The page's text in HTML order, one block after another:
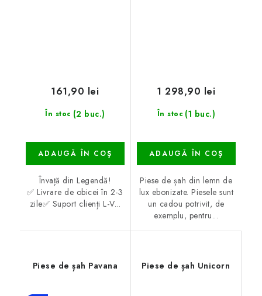
În stoc (2 buc.)
161,90 lei
ADAUGĂ ÎN COŞ
Învață din Legendă!
✅ Livrare de obicei în 2-3
zile✅ Suport clienți L-V...
În stoc (1 buc.)
1 298,90 lei
ADAUGĂ ÎN COŞ
Piese de șah din lemn de
lux ebonizate. Piesele sunt
un cadou potrivit, de
exemplu, pentru...
Piese de șah Pavana Piese de șah Unicorn